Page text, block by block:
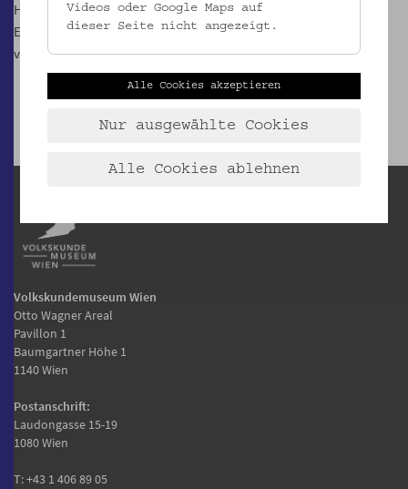
Höllwart, Beatrice Jaschke, Nora Sternfeld und Suy Lan Hopmann.
Eine Produktion des Volkskundemuseum Wien im Rahmen
von
before it gets better ...
Volkskundemuseum Wien
Otto Wagner Areal
Pavillon 1
Baumgartner Höhe 1
1140 Wien
Postanschrift:
Laudongasse 15-19
1080 Wien
T:+43 1 406 89 05
Videos oder Google Maps auf
dieser Seite nicht angezeigt.
Alle Cookies akzeptieren
Nur ausgewählte Cookies
Alle Cookies ablehnen